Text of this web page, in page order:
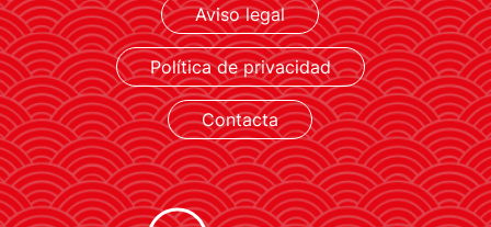
LEER MÁS
Aviso legal
Política de privacidad
Contacta